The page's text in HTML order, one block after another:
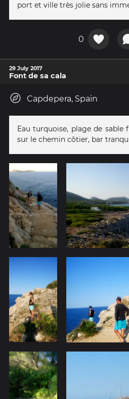
port et ville très jolie sans
0
29 July 2017
Font de sa cala
Capdepera, Spain
Eau turquoise, plage de sable
sur le chemin côtier, bar